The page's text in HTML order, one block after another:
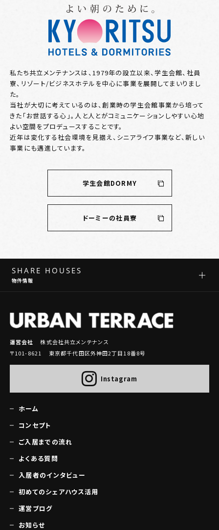
私たち共立メンテナンスは、1979年の設立以来、学生会館、社員
寮、リゾート/ビジネスホテルを中心に事業を展開してまいりまし
た。
当社が大切に考えているのは、創業時の学生会館事業から培って
きた「お世話する心」。人と人とがコミュニケーションしやすい心地
よい空間をプロデュースすることです。
近年は変化する社会環境を見据え、シニアライフ事業など、新しい
事業にも邁進しています。
学生会館DORMY
ドーミーの社員寮
SHARE HOUSES
物件情報
運営会社
株式会社共立メンテナンス
〒101-8621 東京都千代田区外神田2丁目18番8号
Instagram
ホーム
コンセプト
ご入居までの流れ
よくある質問
入居者のインタビュー
初めてのシェアハウス活用
運営ブログ
お知らせ